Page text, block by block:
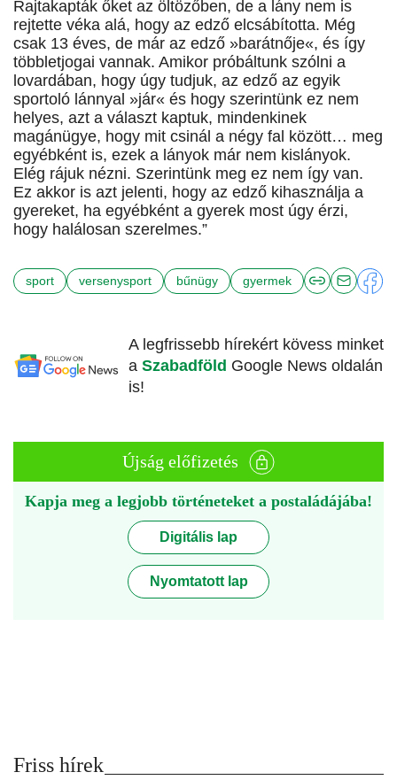
Rajtakapták őket az öltözőben, de a lány nem is
rejtette véka alá, hogy az edző elcsábította. Még
csak 13 éves, de már az edző »barátnője«, és így
többletjogai vannak. Amikor próbáltunk szólni a
lovardában, hogy úgy tudjuk, az edző az egyik
sportoló lánnyal »jár« és hogy szerintünk ez nem
helyes, azt a választ kaptuk, mindenkinek
magánügye, hogy mit csinál a négy fal között… meg
egyébként is, ezek a lányok már nem kislányok.
Elég rájuk nézni. Szerintünk meg ez nem így van.
Ez akkor is azt jelenti, hogy az edző kihasználja a
gyereket, ha egyébként a gyerek most úgy érzi,
hogy halálosan szerelmes.”
sport versenysport bűnügy gyermek
A legfrissebb hírekért kövess minket
a Szabadföld Google News oldalán
is!
Újság előfizetés
Kapja meg a legjobb történeteket a postaládájába!
Digitális lap
Nyomtatott lap
Friss hírek